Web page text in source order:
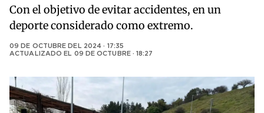
Con el objetivo de evitar accidentes, en un
deporte considerado como extremo.
09 DE OCTUBRE DEL 2024 · 17:35
ACTUALIZADO EL 09 DE OCTUBRE · 18:27